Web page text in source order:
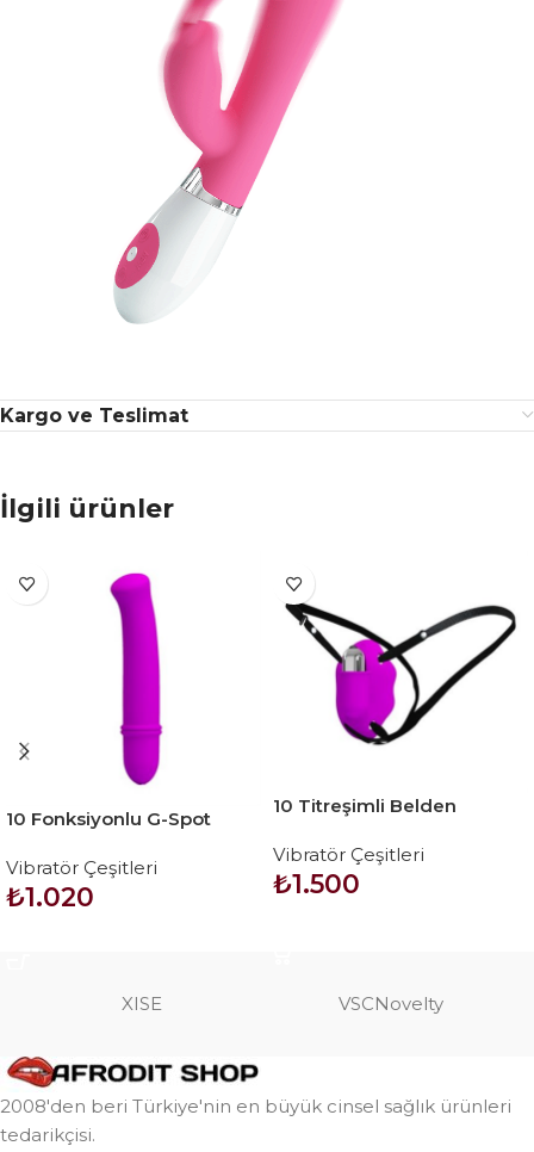
Kargo ve Teslimat
İlgili ürünler
10 Fonksiyonlu G-Spot
Vibratör – Antony
Vibratör Çeşitleri
₺1.020
10 Titreşimli Belden
Vajinal Vibratör
Vibratör Çeşitleri
₺1.500
XISE VSCNovelty
2008'den beri Türkiye'nin en büyük cinsel sağlık ürünleri
tedarikçisi.